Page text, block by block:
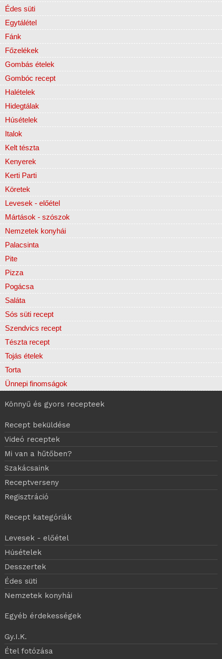
Édes süti
Egytálétel
Fánk
Főzelékek
Gombás ételek
Gombóc recept
Halételek
Hidegtálak
Húsételek
Italok
Kelt tészta
Kenyerek
Kerti Parti
Köretek
Levesek - előétel
Mártások - szószok
Nemzetek konyhái
Palacsinta
Pite
Pizza
Pogácsa
Saláta
Sós süti recept
Szendvics recept
Tészta recept
Tojás ételek
Torta
Ünnepi finomságok
Könnyű és gyors recepteek
Recept beküldése
Videó receptek
Mi van a hűtőben?
Szakácsaink
Receptverseny
Regisztráció
Recept kategóriák
Levesek - előétel
Húsételek
Desszertek
Édes süti
Nemzetek konyhái
Egyéb érdekességek
Gy.I.K.
Étel fotózása